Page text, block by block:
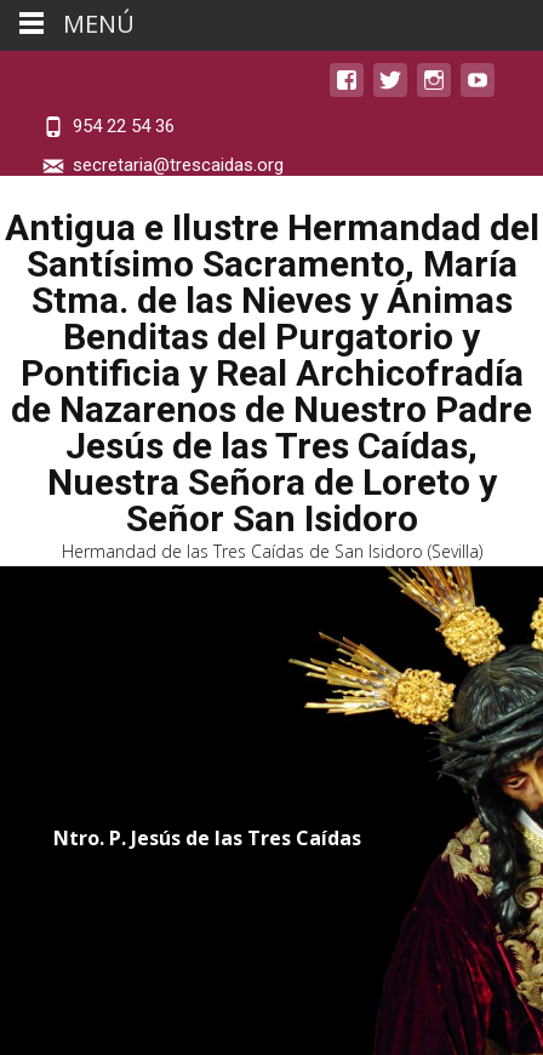
954 22 54 36
secretaria@trescaidas.org
Antigua e Ilustre Hermandad del
Santísimo Sacramento, María
Stma. de las Nieves y Ánimas
Benditas del Purgatorio y
Pontificia y Real Archicofradía
de Nazarenos de Nuestro Padre
Jesús de las Tres Caídas,
Nuestra Señora de Loreto y
Señor San Isidoro
Hermandad de las Tres Caídas de San Isidoro (Sevilla)
Ntro. P. Jesús de las Tres Caídas
MENÚ